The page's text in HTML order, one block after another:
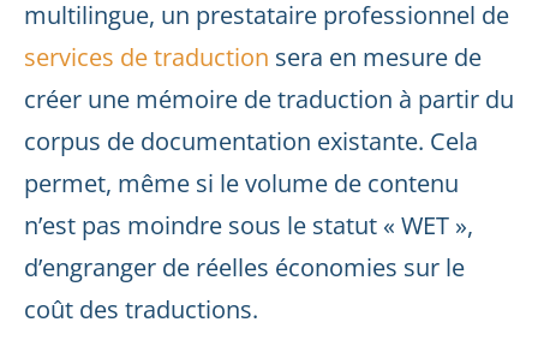
multilingue, un prestataire professionnel de
services de traduction sera en mesure de
créer une mémoire de traduction à partir du
corpus de documentation existante. Cela
permet, même si le volume de contenu
n’est pas moindre sous le statut « WET »,
d’engranger de réelles économies sur le
coût des traductions.